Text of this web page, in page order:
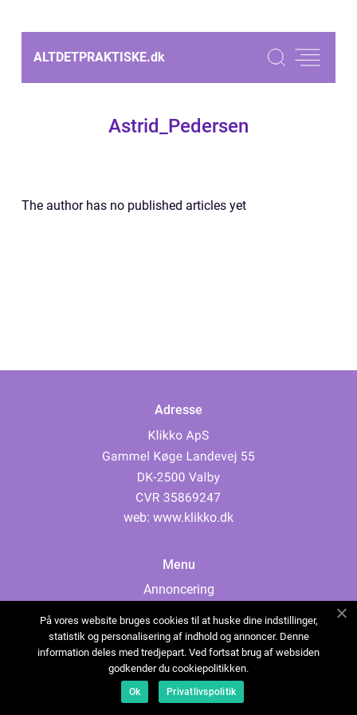
ALTDETPRAKTISKE.dk
Astrid_Pedersen
The author has no published articles yet
Adresse
web: www.klikko.dk
Menu
Annoncering
Cookies
Kontakt os
Sitemap
På vores website bruges cookies til at huske dine indstillinger,
statistik og personalisering af indhold og annoncer. Denne
information deles med tredjepart. Ved fortsat brug af websiden
godkender du cookiepolitikken.
Ok Privatlivspolitik